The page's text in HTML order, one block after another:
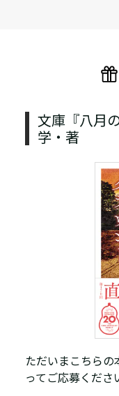
文庫『八月
学・著
ただいまこちらの
ってご応募くださ